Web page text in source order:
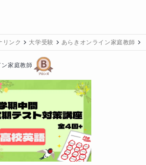
リンク 大学受験 あらきオンライン家庭教師
ン家庭教師